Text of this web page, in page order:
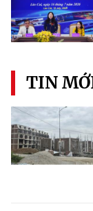
TIN